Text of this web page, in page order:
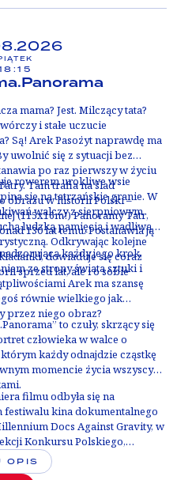
mama? Jest. Milczący tata?
i stałe uczucie
Są! Arek Pasożyt naprawdę ma
uwolnić się z sytuacji bez
po raz pierwszy w życiu
Tam trafia na ślad
obrazu w historii Polski –
(115x16m!) Panoramy Tatr,
130 lat temu. Postanawia ją
rowerem urokliwe wsie
się na tatrzańskie granie. W
walczy z sierpniowym
ludzką pamięcią i wadliwą
Odkrywając kolejne
dowiaduje się coraz
sprzed lat, ale i o sobie
każdy jego krok,
ze strony świata sztuki i
Arek ma szansę
równie wielkiego jak
przez niego obraz?
to czuły, skrzący się
człowieka w walce o
każdy odnajdzie cząstkę
momencie życia wszyscy
filmu odbyła się na
festiwalu kina dokumentalnego
Docs Against Gravity, w
Konkursu Polskiego,
Wyróżnienie Stowarzyszenia Kin
OPIS